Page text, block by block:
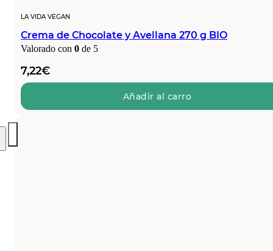
LA VIDA VEGAN
Crema de Chocolate y Avellana 270 g BIO
Valorado con 0 de 5
7,22€
Añadir al carro